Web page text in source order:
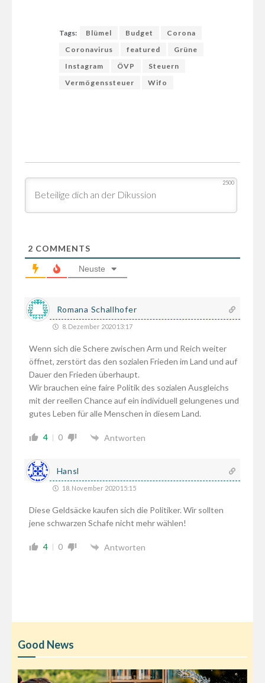
Tags: Blümel Budget
Corona
Coronavirus
featured
Grüne
Instagram
ÖVP
Steuern
Vermögenssteuer
Wifo
2500
2 COMMENTS
Neuste
Romana Schallhofer
8. Dezember 2020 13:17
Wenn sich die Schere zwischen Arm und Reich weiter
öffnet, zerstört das den sozialen Frieden im Land und auf
Dauer den Frieden überhaupt.
Wir brauchen eine faire Politik des sozialen Ausgleichs
mit der reellen Chance auf ein individuell gelungenes und
gutes Leben für alle Menschen in diesem Land.
4 0 Antworten
Hansl
18. November 2020 15:15
Diese Geldsäcke kaufen sich die Politiker. Wir sollten
jene schwarzen Schafe nicht mehr wählen!
4 0 Antworten
Good News